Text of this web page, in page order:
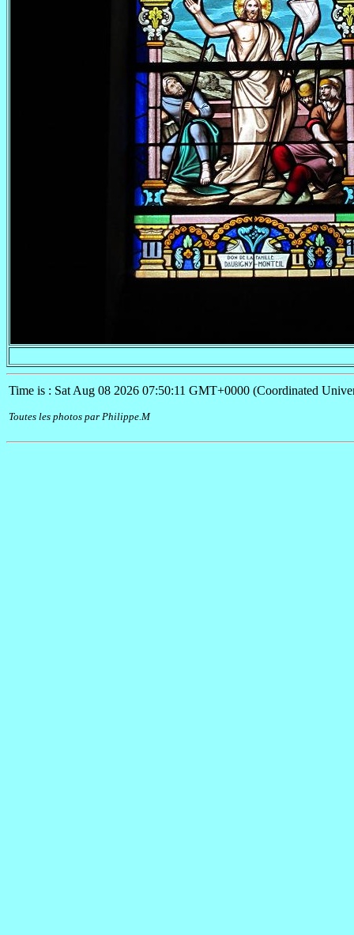
Time is : Sat Aug 08 2026 07:50:11 GMT+0000 (Coordinated
Toutes les photos par Philippe.M